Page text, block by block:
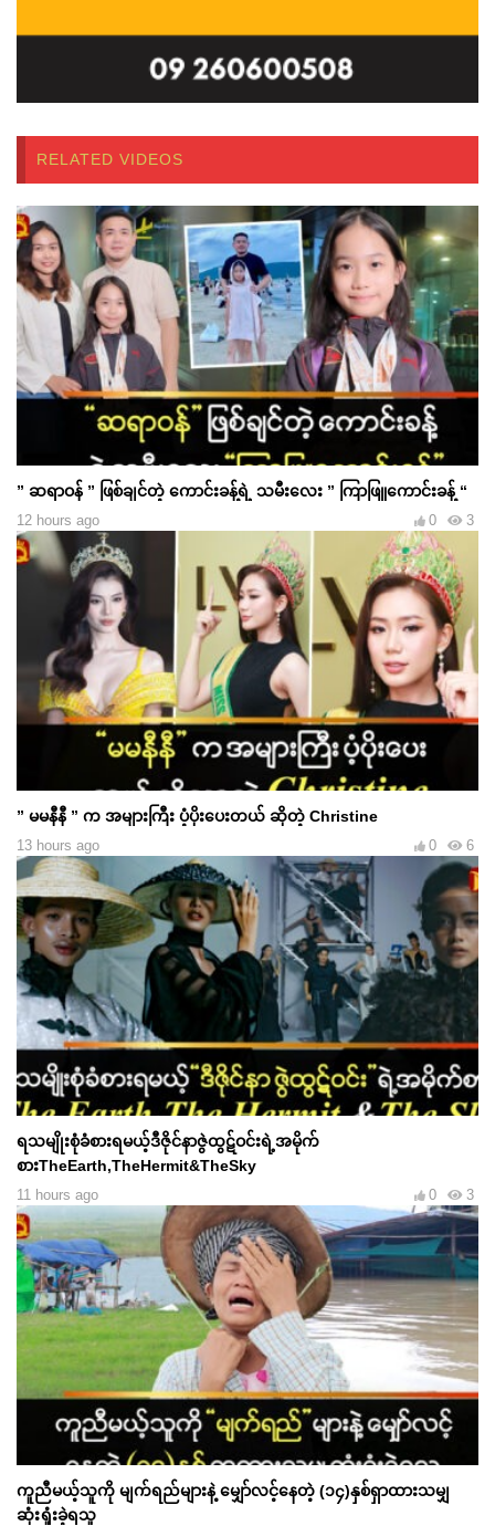
RELATED VIDEOS
” ဆရာဝန် ” ဖြစ်ချင်တဲ့ ကောင်းခန့်ရဲ့ သမီးလေး ” ကြာဖြူကောင်းခန့် “
12 hours ago 3
0
” မမနီနီ ” က အများကြီး ပံ့ပိုးပေးတယ် ဆိုတဲ့ Christine
13 hours ago 6
0
ရသမျိုးစုံခံစားရမယ့်ဒီဇိုင်နာဇွဲထွဋ်ဝင်းရဲ့အမိုက်
စားTheEarth,TheHermit&TheSky
11 hours ago 3
0
ကူညီမယ့်သူကို မျက်ရည်များနဲ့ မျှော်လင့်နေတဲ့ (၁၄)နှစ်ရှာထားသမျှ
ဆုံးရှုံးခဲ့ရသူ